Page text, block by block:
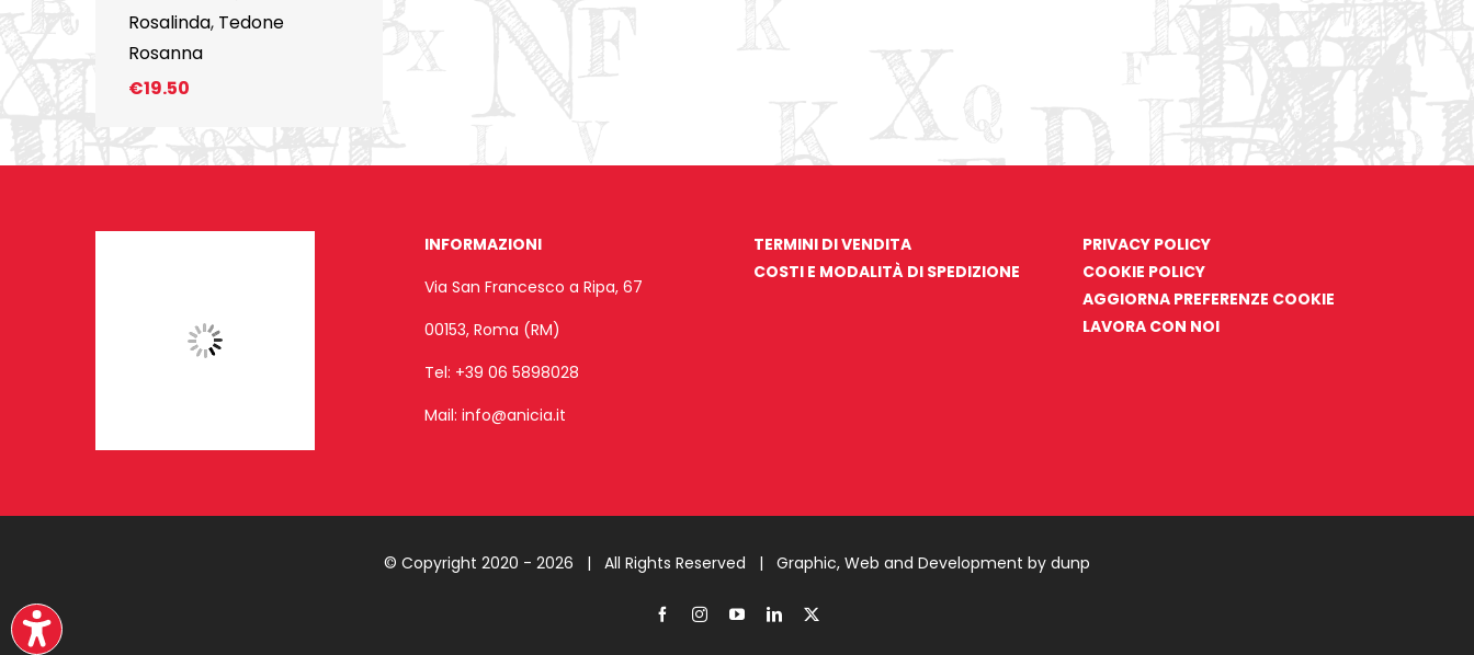
Rosalinda, Tedone
Rosanna
€19.50
INFORMAZIONI
Via San Francesco a Ripa, 67
00153, Roma (RM)
Tel: +39 06 5898028
Mail: info@anicia.it
TERMINI DI VENDITA
COSTI E MODALITÀ DI SPEDIZIONE
PRIVACY POLICY
COOKIE POLICY
AGGIORNA PREFERENZE COOKIE
LAVORA CON NOI
© Copyright 2020 - 2026 | All Rights Reserved | Graphic, Web and Development by dunp
FacebookInstagramYouTubeLinkedIn